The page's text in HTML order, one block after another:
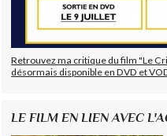
Retrouvez ma critique du film "Le
désormais disponible en DVD et
LE FILM EN LIEN AVEC